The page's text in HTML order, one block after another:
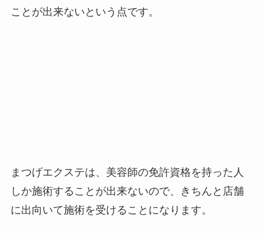
ことが出来ないという点です。
まつげエクステは、美容師の免許資格を持った人
しか施術することが出来ないので、きちんと店舗
に出向いて施術を受けることになります。